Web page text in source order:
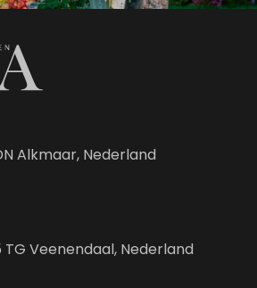
Alkmaar, Nederland
TG Veenendaal, Nederland